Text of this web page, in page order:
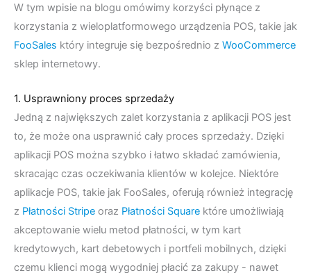
W tym wpisie na blogu omówimy korzyści płynące z
korzystania z wieloplatformowego urządzenia POS, takie jak
FooSales który integruje się bezpośrednio z WooCommerce
sklep internetowy.
1. Usprawniony proces sprzedaży
Jedną z największych zalet korzystania z aplikacji POS jest
to, że może ona usprawnić cały proces sprzedaży. Dzięki
aplikacji POS można szybko i łatwo składać zamówienia,
skracając czas oczekiwania klientów w kolejce. Niektóre
aplikacje POS, takie jak FooSales, oferują również integrację
z Płatności Stripe oraz Płatności Square które umożliwiają
akceptowanie wielu metod płatności, w tym kart
kredytowych, kart debetowych i portfeli mobilnych, dzięki
czemu klienci mogą wygodniej płacić za zakupy - nawet